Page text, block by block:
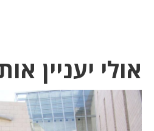
אולי יעניין